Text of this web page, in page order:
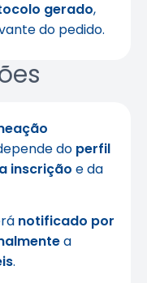
gerado,
do pedido.
do perfil
inscrição e da
notificado por
a
.